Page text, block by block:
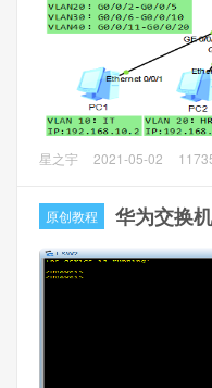
查看和修改超级管理员
1、输入 sendcmd 1 DB
看超级帐号和密码
2、输入 sendcmd 1 DB
操作方法：
一、去除系统更新的小红
1、关闭手机的WIFI和
2、“设置” --> “应用和通
新”，点开“存储”，执行
本文主要讲华为交换机
一、环境介绍
1、划分4个VLAN
2、端口分别加入4个VLAN
星之宇 2021-05-02
原创教程 华为交换